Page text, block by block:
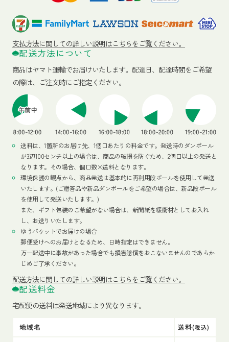
支払方法に関しての詳しい説明はこちらをご覧ください。
配送方法について
商品はヤマト運輸でお届けいたします。 配達日、配達時間をご希望
の際は、ご注文時にご指定ください。
送料は、1箇所のお届け先、1個口あたりの料金です。発送時のダンボール
が3辺100センチ以上の場合は、商品の破損を防ぐため、2個口以上の発送と
なります。その場合、個口数×送料となります。
環境保護の観点から、商品発送は基本的に再利用段ボールを使用して発送
いたします。(ご贈答品や新品ダンボールをご希望の場合は、新品段ボール
を使用して発送いたします。)
また、ギフト包装のご希望がない場合は、新聞紙を緩衝材としてお入れ
し、お送りいたします。
ゆうパケットでお届けの場合
郵便受けへのお届けとなるため、日時指定はできません。
万一配送中に事故があった場合でも損害賠償をおこないませんのであらか
じめご了承ください。
配送方法に関しての詳しい説明はこちらをご覧ください。
配送料金
宅配便の送料は発送地域により異なります。
地域名 送料(税込)